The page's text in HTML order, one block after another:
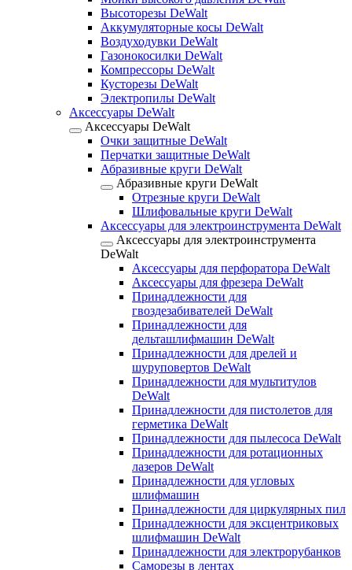
Высоторезы DeWalt
Аккумуляторные косы DeWalt
Воздуходувки DeWalt
Газонокосилки DeWalt
Компрессоры DeWalt
Кусторезы DeWalt
Электропилы DeWalt
Аксессуары DeWalt
Аксессуары DeWalt
Очки защитные DeWalt
Перчатки защитные DeWalt
Абразивные круги DeWalt
Абразивные круги DeWalt
Отрезные круги DeWalt
Шлифовальные круги DeWalt
Аксессуары для электроинструмента DeWalt
Аксессуары для электроинструмента
DeWalt
Аксессуары для перфоратора DeWalt
Аксессуары для фрезера DeWalt
Принадлежности для
гвоздезабивателей DeWalt
Принадлежности для
дельташлифмашин DeWalt
Принадлежности для дрелей и
шуруповертов DeWalt
Принадлежности для мультитулов
DeWalt
Принадлежности для пистолетов для
герметика DeWalt
Принадлежности для пылесоса DeWalt
Принадлежности для ротационных
лазеров DeWalt
Принадлежности для угловых
шлифмашин
Принадлежности для циркулярных пил
Принадлежности для эксцентриковых
шлифмашин DeWalt
Принадлежности для электрорубанков
Саморезы в лентах